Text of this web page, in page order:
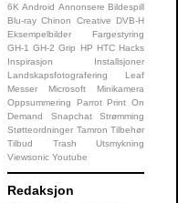
6K Android Annonsere Bildespill
Blu-ray Chinon Creative
DVB-H
Eksempelbilder
Fargestyring
GH-1 GH-2 Grip HP HTC Hacks
Inspirasjon
Installsjoner
Landskapsfotografering
Leaf
Messer
Microsoft
Minikamera
Oppsummering
Parrot Print On
Demand
Snapchat
Strømming
Støtteordninger Tamron Tilbehør
Tilbud
Trash
Utsmykning
Viewsonic Youtube
Redaksjon